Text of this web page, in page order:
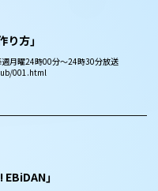
り方」
週月曜24時00分〜24時30分放送
001.html
」